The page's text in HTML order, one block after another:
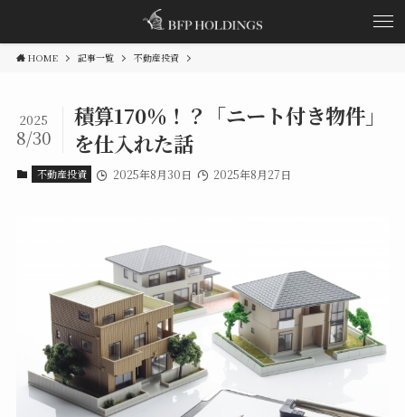
HOME 記事一覧 不動産投資
積算170％！？「ニート付き物件」
を仕入れた話
2025
8/30
不動産投資 2025年8月30日 2025年8月27日